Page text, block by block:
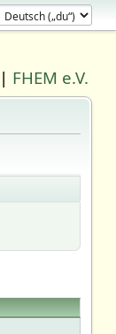
| FHEM e.V.